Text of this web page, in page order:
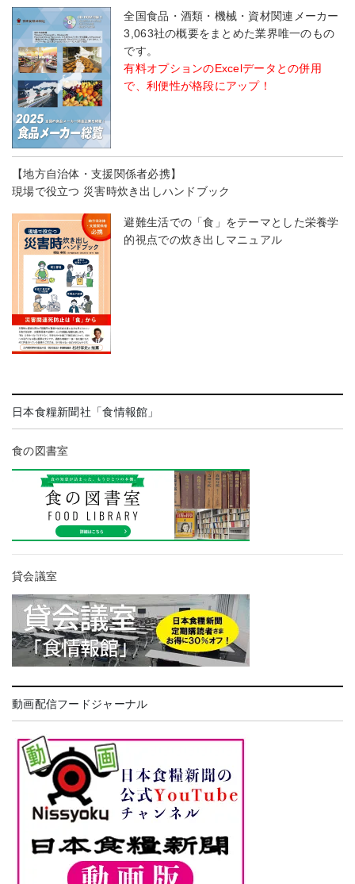
全国食品・酒類・機械・資材関連メーカー
3,063社の概要をまとめた業界唯一のもの
です。
有料オプションのExcelデータとの併用
で、利便性が格段にアップ！
【地方自治体・支援関係者必携】
現場で役立つ 災害時炊き出しハンドブック
避難生活での「食」をテーマとした栄養学
的視点での炊き出しマニュアル
日本食糧新聞社「食情報館」
食の図書室
貸会議室
動画配信フードジャーナル